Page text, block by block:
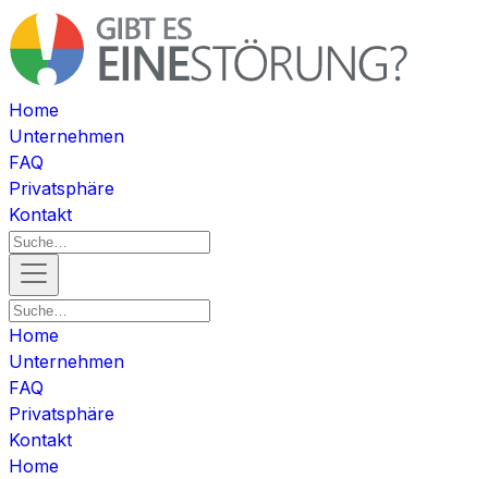
Home
Unternehmen
FAQ
Privatsphäre
Kontakt
Home
Unternehmen
FAQ
Privatsphäre
Kontakt
Home